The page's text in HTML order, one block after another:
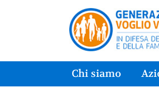
Chi siamo